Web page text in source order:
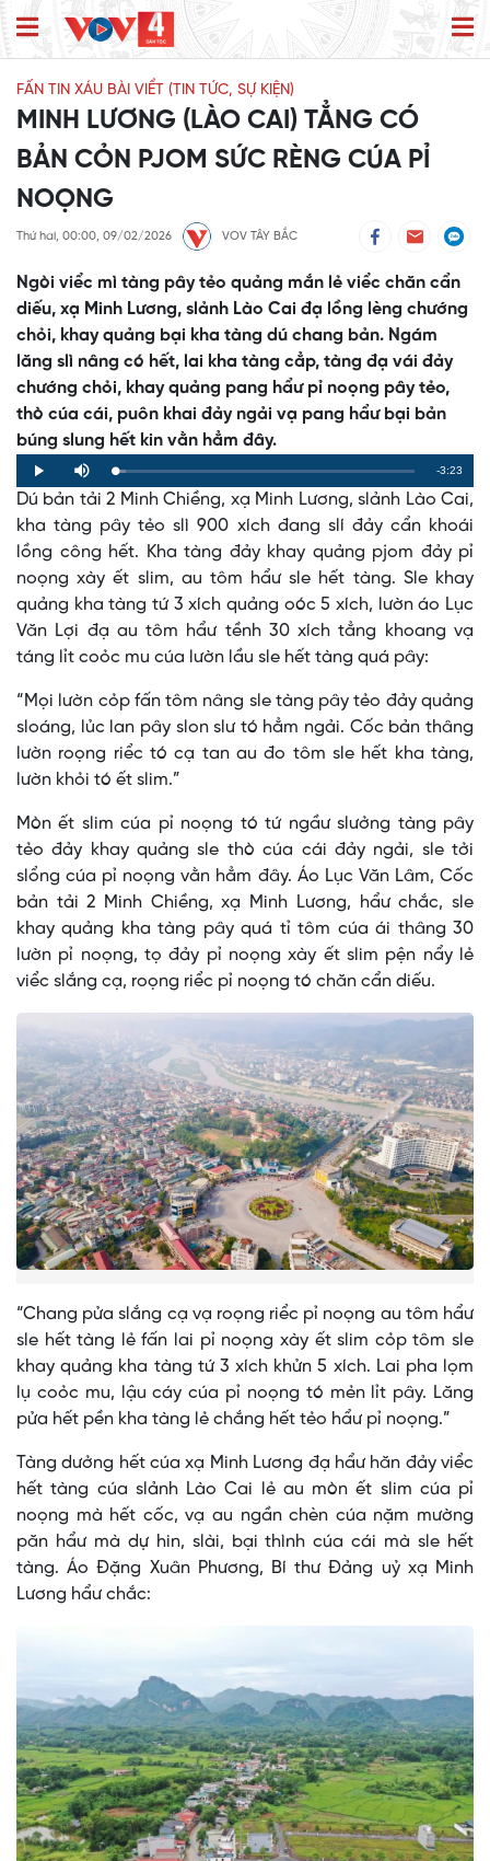
FẤN TIN XÁU BÀI VIỂT (TIN TỨC, SỰ KIỆN)
MINH LƯƠNG (LÀO CAI) TẲNG CÓ
BẢN CỎN PJOM SỨC RÈNG CÚA PỈ
NOỌNG
Thứ hai, 00:00, 09/02/2026 VOV TÂY BẮC
Ngòi viểc mì tàng pây tẻo quảng mắn lẻ viểc chăn cẩn
diếu, xạ Minh Lương, slảnh Lào Cai đạ lồng lèng chướng
chỏi, khay quảng bại kha tàng dú chang bản. Ngám
lăng slì nâng có hết, lai kha tàng cẳp, tàng đạ vái đảy
chướng chỏi, khay quảng pang hẩư pỉ noọng pây tẻo,
thò cúa cái, puôn khai đảy ngải vạ pang hẩư bại bản
búng slung hết kin vằn hẳm đây.
Play Mute Loaded:
0%
Progress:
0%
Remaining
Time
-3:23
Dú bản tải 2 Minh Chiềng, xạ Minh Lương, slảnh Lào Cai,
kha tàng pây tẻo slì 900 xích đang slí đảy cẩn khoái
lồng công hết. Kha tàng đảy khay quảng pjom đảy pỉ
noọng xày ết slim, au tôm hẩư sle hết tàng. Sle khay
quảng kha tàng tứ 3 xích quảng oóc 5 xích, lườn áo Lục
Văn Lợi đạ au tôm hẩư tềnh 30 xích tẳng khoang vạ
táng lỉt coỏc mu cúa lườn lầu sle hết tàng quá pây:
“Mọi lườn cỏp fấn tôm nâng sle tàng pây tẻo đảy quảng
sloáng, lủc lan pây slon slư tó hẳm ngải. Cốc bản thâng
lườn roọng riểc tó cạ tan au đo tôm sle hết kha tàng,
lườn khỏi tó ết slim.”
Mòn ết slim cúa pỉ noọng tó tứ ngầư slưởng tàng pây
tẻo đảy khay quảng sle thò cúa cái đảy ngải, sle tởi
slổng cúa pỉ noọng vằn hẳm đây. Áo Lục Văn Lâm, Cốc
bản tải 2 Minh Chiềng, xạ Minh Lương, hẩư chắc, sle
khay quảng kha tàng pây quá tỉ tôm cúa ái thâng 30
lườn pỉ noọng, tọ đảy pỉ noọng xày ết slim pện nẩy lẻ
viểc slắng cạ, roọng riểc pỉ noọng tó chăn cẩn diếu.
“Chang pửa slắng cạ vạ roọng riểc pỉ noọng au tôm hẩư
sle hết tàng lẻ fấn lai pỉ noọng xày ết slim cỏp tôm sle
khay quảng kha tàng tứ 3 xích khửn 5 xích. Lai pha lọm
lụ coỏc mu, lậu cáy cúa pỉ noọng tó mẻn lỉt pây. Lăng
pửa hết pền kha tàng lẻ chắng hết tẻo hẩư pỉ noọng.”
Tàng dưởng hết cúa xạ Minh Lương đạ hẩư hăn đảy viểc
hết tàng cúa slảnh Lào Cai lẻ au mòn ết slim cúa pỉ
noọng mà hết cốc, vạ au ngần chèn cúa nặm mường
păn hẩư mà dự hin, slài, bại thình cúa cái mà sle hết
tàng. Áo Đặng Xuân Phương, Bí thư Đảng uỷ xạ Minh
Lương hẩư chắc: